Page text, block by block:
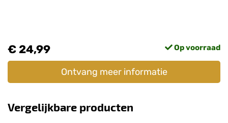
€ 24,99 Op voorraad
Ontvang meer informatie
Vergelijkbare producten